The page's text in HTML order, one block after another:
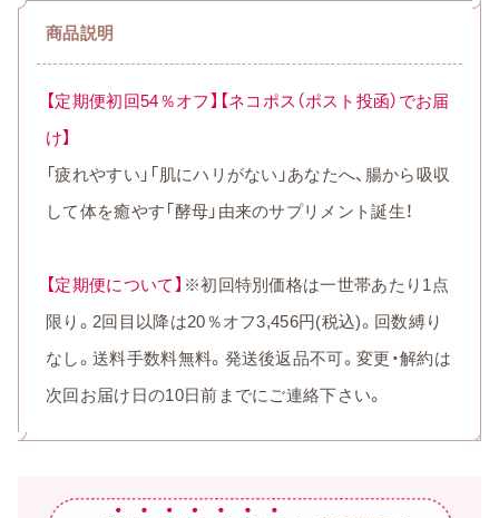
商品説明
【定期便初回54％オフ】【ネコポス（ポスト投函）でお届
け】
「疲れやすい」「肌にハリがない」あなたへ、腸から吸収
して体を癒やす「酵母」由来のサプリメント誕生！
【定期便について】 ※初回特別価格は一世帯あたり1点
限り。2回目以降は20％オフ3,456円(税込)。回数縛り
なし。送料手数料無料。発送後返品不可。変更・解約は
次回お届け日の10日前までにご連絡下さい。